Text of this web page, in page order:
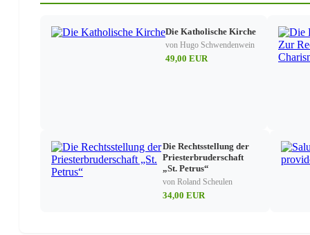
Die Katholische Kirche
von Hugo Schwendenwein
49,00 EUR
Die Rechtsstellung der
Priesterbruderschaft
„St. Petrus“
von Roland Scheulen
34,00 EUR